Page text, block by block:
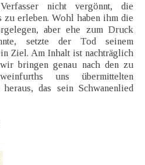
nicht vergönnt, die
erleben. Wohl haben ihm die
aber ehe zum Druck
setzte der Tod seinem
Ziel. Am Inhalt ist nachträglich
bringen genau nach den zu
uns übermittelten
das sein Schwanenlied